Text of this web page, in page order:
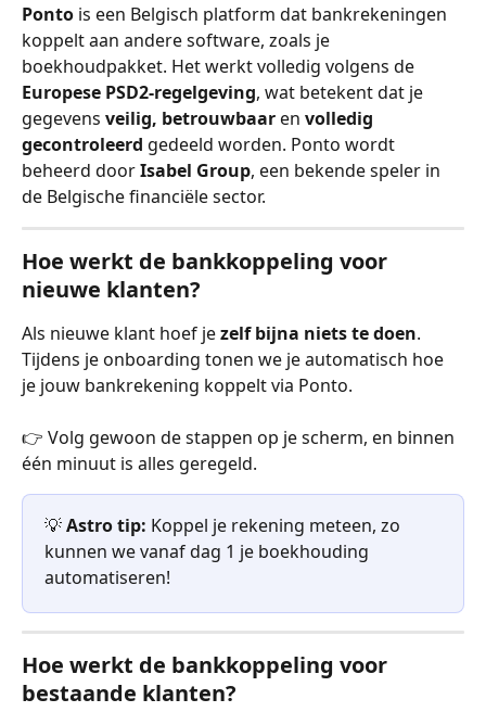
Ponto is een Belgisch platform dat bankrekeningen
koppelt aan andere software, zoals je
boekhoudpakket. Het werkt volledig volgens de
Europese PSD2-regelgeving, wat betekent dat je
gegevens veilig, betrouwbaar en volledig
gecontroleerd gedeeld worden. Ponto wordt
beheerd door Isabel Group, een bekende speler in
de Belgische financiële sector.
Hoe werkt de bankkoppeling voor
nieuwe klanten?
Als nieuwe klant hoef je zelf bijna niets te doen.
Tijdens je onboarding tonen we je automatisch hoe
je jouw bankrekening koppelt via Ponto.
👉 Volg gewoon de stappen op je scherm, en binnen
één minuut is alles geregeld.
💡 Astro tip: Koppel je rekening meteen, zo
kunnen we vanaf dag 1 je boekhouding
automatiseren!
Hoe werkt de bankkoppeling voor
bestaande klanten?